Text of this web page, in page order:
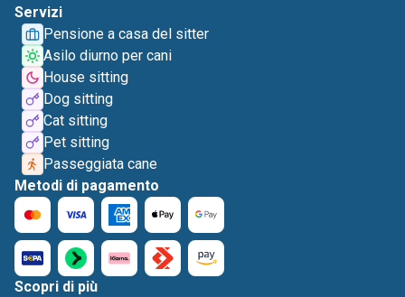
Servizi
Pensione a casa del sitter
Asilo diurno per cani
House sitting
Dog sitting
Cat sitting
Pet sitting
Passeggiata cane
Metodi di pagamento
Scopri di più